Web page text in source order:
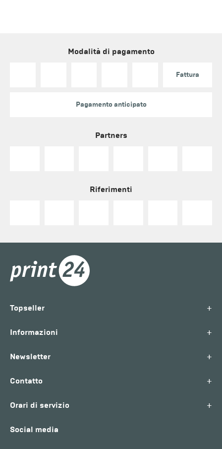
Modalità di pagamento
Fattura
Pagamento anticipato
Partners
Riferimenti
Topseller +
Informazioni +
Newsletter +
Contatto +
Orari di servizio +
Social media